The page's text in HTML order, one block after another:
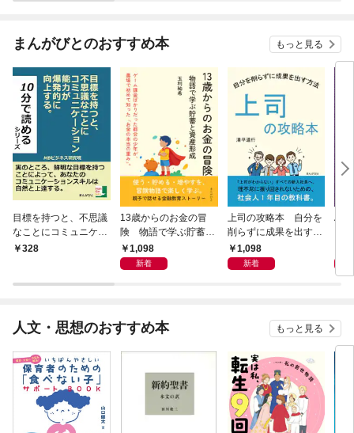
まんがびとのおすすめ本 もっと見る
目標を持つと、不思議
なことにコミュニケー
ション能力が爆発的に
328
13歳からのお金の冒
険 物語で学ぶ貯蓄と
資産形成
1,098
新着
上司の攻略本 自分を
削らずに成果を出す方
法1,098
新着
Al
人文・思想のおすすめ本 もっと見る